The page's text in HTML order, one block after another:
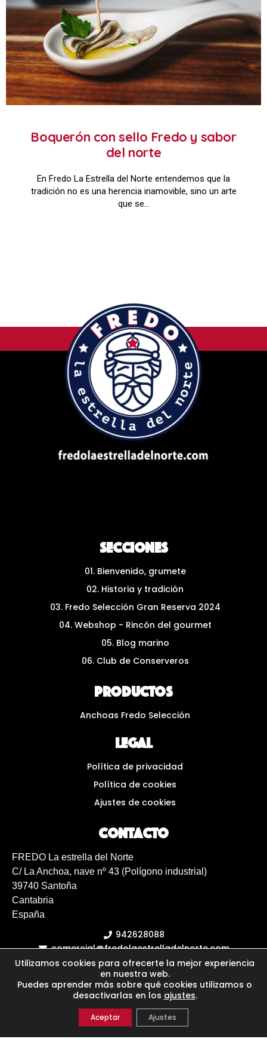
Boquerón con sello Fredo y sabor
del norte
En Fredo La Estrella del Norte entendemos que la
tradición no es una herencia inamovible, sino un arte
que se…
Secciones
01. Bienvenido, grumete
02. Historia y tradición
03. Fredo Selección Gran Reserva 2024
04. Webshop - Rincón del gourmet
05. Blog marino
06. Club de Conserveros
Productos
Anchoas Fredo Selección
LEGAL
Política de privacidad
Política de cookies
Ajustes de cookies
Contacto
FREDO La estrella del Norte
C/ La Anchoa, nave nº 43 (Polígono industrial)
39740 Santoña
Cantabria
España
942628088
comercial@fredolaestrelladelnorte.com
Fredo en Facebook
Fredo en Instagram
Utilizamos cookies para ofrecerte la mejor experiencia
en nuestra web.
Puedes aprender más sobre qué cookies utilizamos o
desactivarlas en los ajustes.
Aceptar Ajustes